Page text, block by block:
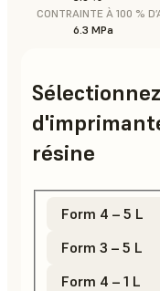
CONTRAINTE À 100 %
6.3 MPa
résine
Form 4 – 5 L
Form 3 – 5 L
Form 4 – 1 L